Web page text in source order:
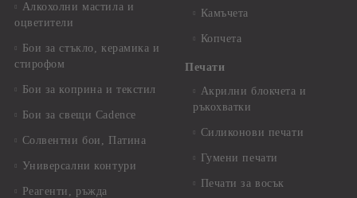
Алкохолни мастила и
оцветители
Бои за стъкло, керамика и
стирофом
Бои за коприна и текстил
Бои за свещи Cadence
Солвентни бои, Патина
Универсални контури
Реагенти, ръжда
Камъчета
Копчета
Печати
Акрилни блокчета и
ръкохватки
Силиконови печати
Гумени печати
Печати за восък